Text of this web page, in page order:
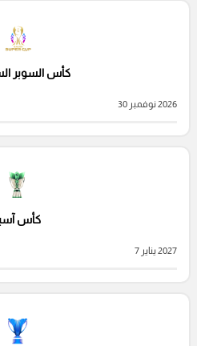
كأس السوبر
2026 نوفمبر 30
كأس
2027 يناير 7